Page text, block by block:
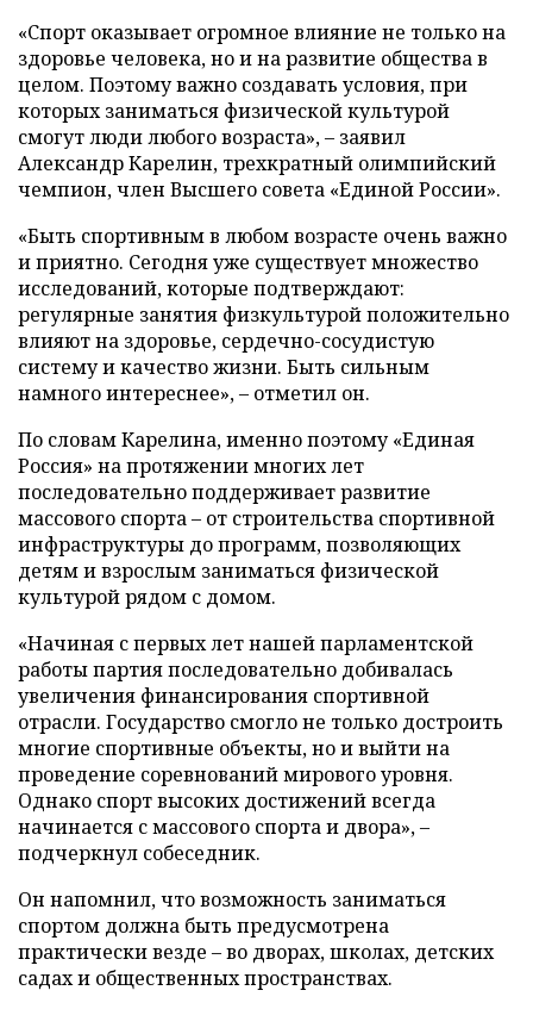
«Спорт оказывает огромное влияние не только на
здоровье человека, но и на развитие общества в
целом. Поэтому важно создавать условия, при
которых заниматься физической культурой
смогут люди любого возраста», – заявил
Александр Карелин, трехкратный олимпийский
чемпион, член Высшего совета «Единой России».
«Быть спортивным в любом возрасте очень важно
и приятно. Сегодня уже существует множество
исследований, которые подтверждают:
регулярные занятия физкультурой положительно
влияют на здоровье, сердечно-сосудистую
систему и качество жизни. Быть сильным
намного интереснее», – отметил он.
По словам Карелина, именно поэтому «Единая
Россия» на протяжении многих лет
последовательно поддерживает развитие
массового спорта – от строительства спортивной
инфраструктуры до программ, позволяющих
детям и взрослым заниматься физической
культурой рядом с домом.
«Начиная с первых лет нашей парламентской
работы партия последовательно добивалась
увеличения финансирования спортивной
отрасли. Государство смогло не только достроить
многие спортивные объекты, но и выйти на
проведение соревнований мирового уровня.
Однако спорт высоких достижений всегда
начинается с массового спорта и двора», –
подчеркнул собеседник.
Он напомнил, что возможность заниматься
спортом должна быть предусмотрена
практически везде – во дворах, школах, детских
садах и общественных пространствах.